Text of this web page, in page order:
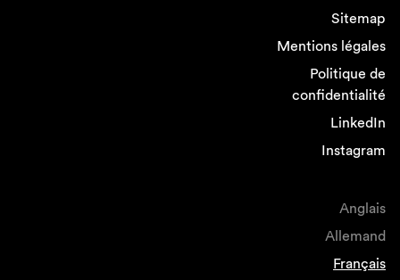
Sitemap
Mentions légales
Politique de
confidentialité
LinkedIn
Instagram
Anglais
Allemand
Français